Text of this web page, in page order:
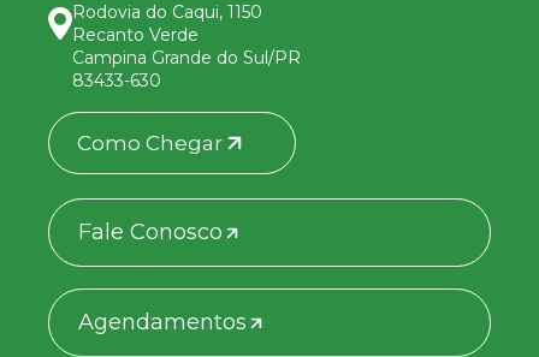
Rodovia do Caqui, 1150
Recanto Verde
Campina Grande do Sul/PR
83433-630
Como Chegar
Fale Conosco
Agendamentos